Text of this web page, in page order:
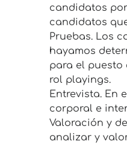
candidatos
candidatos
Pruebas. Los
hayamos
para el puesto
rol playings.
Entrevista. En
corporal e
Valoración y
analizar y